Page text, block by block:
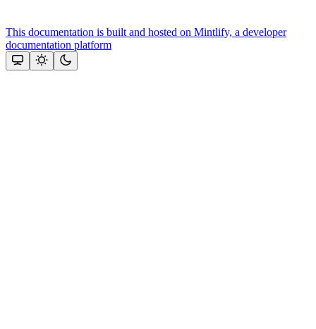
This documentation is built and hosted on Mintlify, a developer
documentation platform